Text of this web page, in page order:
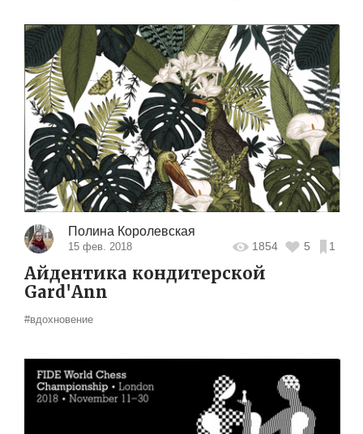
Полина Королевская
15 фев. 2018 1854 5 1
Айдентика кондитерской
Gard'Ann
#вдохновение